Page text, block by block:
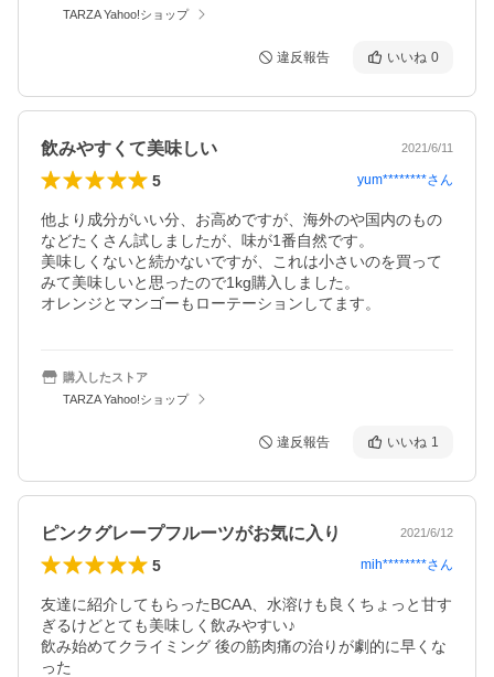
TARZA Yahoo!ショップ
違反報告 いいね 0
飲みやすくて美味しい 2021/6/11
5 yum********さん
他より成分がいい分、お高めですが、海外のや国内のもの
などたくさん試しましたが、味が1番自然です。
美味しくないと続かないですが、これは小さいのを買って
みて美味しいと思ったので1kg購入しました。
オレンジとマンゴーもローテーションしてます。
購入したストア
TARZA Yahoo!ショップ
違反報告 いいね 1
ピンクグレープフルーツがお気に入り 2021/6/12
5 mih********さん
友達に紹介してもらったBCAA、水溶けも良くちょっと甘す
ぎるけどとても美味しく飲みやすい♪
飲み始めてクライミング 後の筋肉痛の治りが劇的に早くな
った